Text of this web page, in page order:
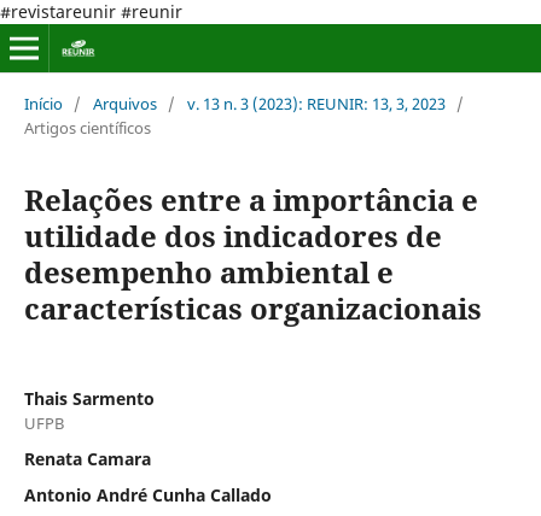
#revistareunir #reunir
Início / Arquivos / v. 13 n. 3 (2023): REUNIR: 13, 3, 2023 /
Artigos científicos
Relações entre a importância e
utilidade dos indicadores de
desempenho ambiental e
características organizacionais
Thais Sarmento
UFPB
Renata Camara
Antonio André Cunha Callado